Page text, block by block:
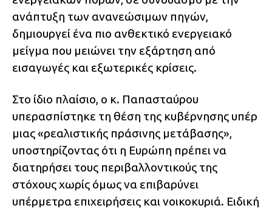
ανάπτυξη των ανανεώσιμων πηγών,
δημιουργεί ένα πιο ανθεκτικό ενεργειακό
μείγμα που μειώνει την εξάρτηση από
εισαγωγές και εξωτερικές κρίσεις.
Στο ίδιο πλαίσιο, ο κ. Παπασταύρου
υπερασπίστηκε τη θέση της κυβέρνησης υπέρ
μιας «ρεαλιστικής πράσινης μετάβασης»,
υποστηρίζοντας ότι η Ευρώπη πρέπει να
διατηρήσει τους περιβαλλοντικούς της
στόχους χωρίς όμως να επιβαρύνει
υπέρμετρα επιχειρήσεις και νοικοκυριά. Ειδική